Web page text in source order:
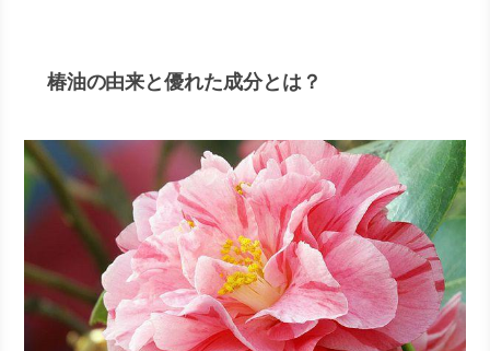
椿油の由来と優れた成分とは？